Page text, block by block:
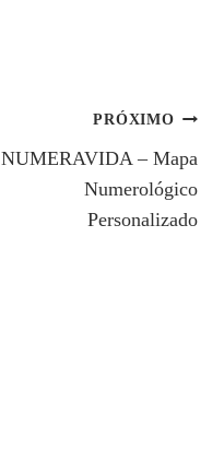
PRÓXIMO
NUMERAVIDA – Mapa
Numerológico
Personalizado